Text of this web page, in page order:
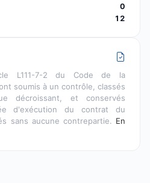
0
12
L111-7-2 du Code de la
soumis à un contrôle, classés
décroissant, et conservés
d'exécution du contrat du
sans aucune contrepartie. En